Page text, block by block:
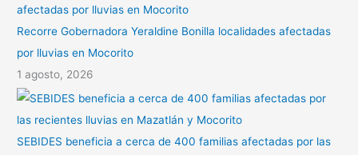
Recorre Gobernadora Yeraldine Bonilla localidades afectadas
por lluvias en Mocorito
1 agosto, 2026
SEBIDES beneficia a cerca de 400 familias afectadas por las